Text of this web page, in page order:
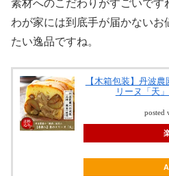
素材へのこだわりがすごいです
わが家には到底手が届かない
たい逸品ですね。
【木箱包装】丹波
リーヌ「天
posted